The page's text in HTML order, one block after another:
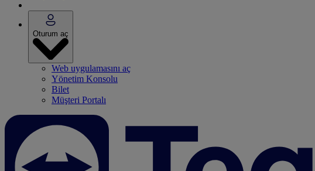
Oturum aç
Web uygulamasını aç
Yönetim Konsolu
Bilet
Müşteri Portalı